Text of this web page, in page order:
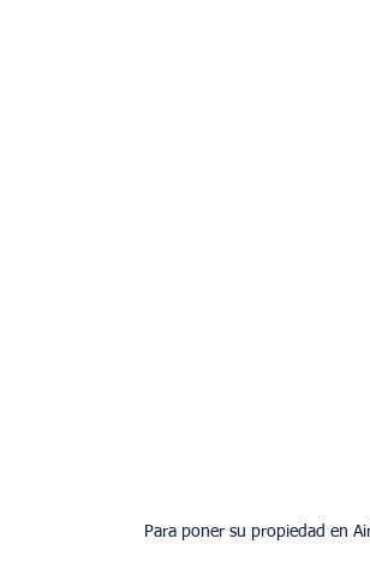
Para poner su propiedad en